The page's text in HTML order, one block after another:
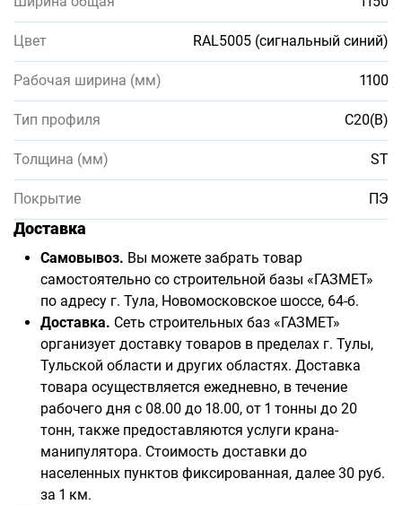
Цвет RAL5005 (сигнальный синий)
Рабочая ширина (мм) 1100
Тип профиля С20(В)
Толщина (мм) ST
Покрытие ПЭ
Доставка
Самовывоз. Вы можете забрать товар
самостоятельно со строительной базы «ГАЗМЕТ»
по адресу г. Тула, Новомосковское шоссе, 64-б.
Доставка. Сеть строительных баз «ГАЗМЕТ»
организует доставку товаров в пределах г. Тулы,
Тульской области и других областях. Доставка
товара осуществляется ежедневно, в течение
рабочего дня с 08.00 до 18.00, от 1 тонны до 20
тонн, также предоставляются услуги крана-
манипулятора. Стоимость доставки до
населенных пунктов фиксированная, далее 30 руб.
за 1 км.